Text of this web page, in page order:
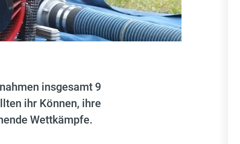
insgesamt 9
ihr Können, ihre
Wettkämpfe.